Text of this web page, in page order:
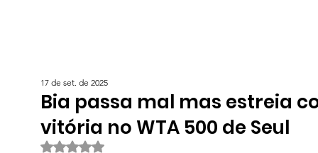
Bia passa mal mas estreia
vitória no WTA 500 de Seul
17 de set. de 2025
Avaliado com NaN de 5 estrelas.